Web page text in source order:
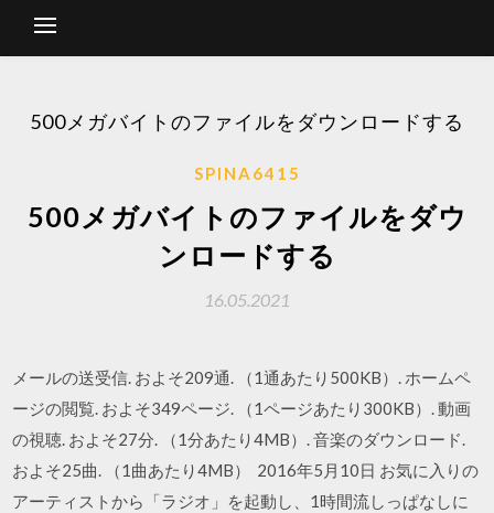
500メガバイトのファイルをダウンロードする
SPINA6415
500メガバイトのファイルをダウ
ンロードする
16.05.2021
メールの送受信. およそ209通. （1通あたり500KB）. ホームペ
ージの閲覧. およそ349ページ. （1ページあたり300KB）. 動画
の視聴. およそ27分. （1分あたり4MB）. 音楽のダウンロード.
およそ25曲. （1曲あたり4MB） 2016年5月10日 お気に入りの
アーティストから「ラジオ」を起動し、1時間流しっぱなしに